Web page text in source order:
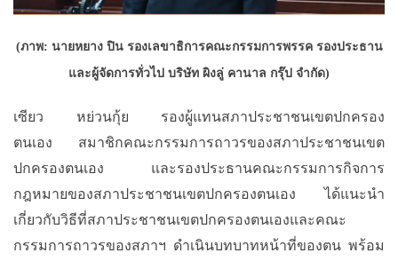
(ภาพ: นายหยาง ปิน รองเลขาธิการคณะกรรมการพรรค รองประธาน
และผู้จัดการทั่วไป บริษัท ผิงลู่ คานาล กรุ๊ป จำกัด)
เซียว หย่วนกุ้ย
รองผู้แทนสภาประชาชนเขตปกครอง
ตนเอง
สมาชิกคณะกรรมการถาวรของสภาประชาชนเขต
ปกครองตนเอง
และรองประธานคณะกรรมการกิจการ
กฎหมายของสภาประชาชนเขตปกครองตนเอง
ได้แนะนำ
เกี่ยวกับวิธีที่สภาประชาชนเขตปกครองตนเองและคณะ
กรรมการถาวรของสภาฯ ดำเนินบทบาทหน้าที่ของตน พร้อม